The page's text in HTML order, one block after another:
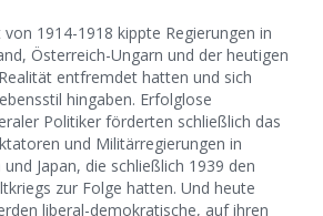
1914-1918 kippte Regierungen in
Österreich-Ungarn und der heutigen
entfremdet hatten und sich
hingaben. Erfolglose
Politiker förderten schließlich das
und Militärregierungen in
Japan, die schließlich 1939 den
zur Folge hatten. Und heute
liberal-demokratische, auf ihren